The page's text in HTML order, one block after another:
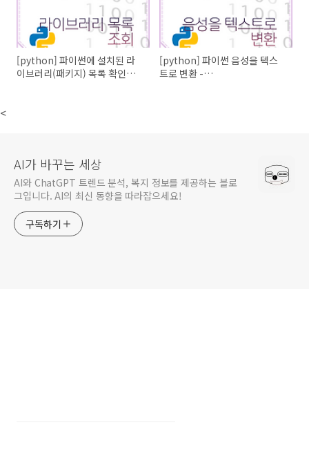
[python] 파이썬에 설치된 라
이브러리(패키지) 목록 확인하
[python] 파이썬 음성을 텍스
트로 변환 -
<
AI가 바꾸는 세상
AI와 ChatGPT 트렌드 분석, 복지 정보를 제공하는 블로
그입니다. AI의 최신 동향을 따라잡으세요!
구독하기